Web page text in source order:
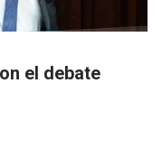
el debate